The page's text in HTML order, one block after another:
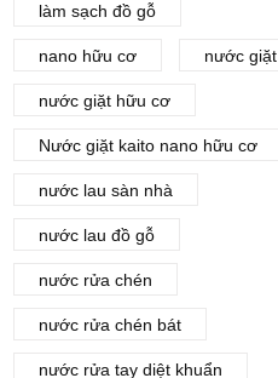
làm sạch đồ gỗ
nano hữu cơ nước giặt
nước giặt hữu cơ
Nước giặt kaito nano hữu cơ
nước lau sàn nhà
nước lau đồ gỗ
nước rửa chén
nước rửa chén bát
nước rửa tay diệt khuẩn